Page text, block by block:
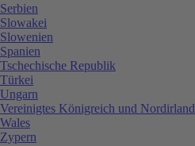
Serbien
Slowakei
Slowenien
Spanien
Tschechische Republik
Türkei
Ungarn
Vereinigtes Königreich und Nordirland
Wales
Zypern